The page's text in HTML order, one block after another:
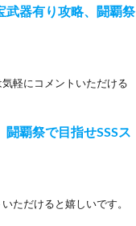
武器有り攻略、闘覇祭
軽にコメントいただける
覇祭で目指せSSSス
ただけると嬉しいです。